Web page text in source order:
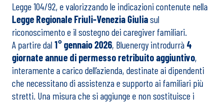
Legge 104/92, e valorizzando le indicazioni contenute nella
Legge Regionale Friuli-Venezia Giuliasul
riconoscimento e il sostegno dei caregiver familiari.
A partire dal 1° gennaio 2026, Bluenergy introdurrà 4
giornate annue di permesso retribuito aggiuntivo,
interamente a carico dell’azienda, destinate ai dipendenti
che necessitano di assistenza e supporto ai familiari più
stretti. Una misura che si aggiunge e non sostituisce i